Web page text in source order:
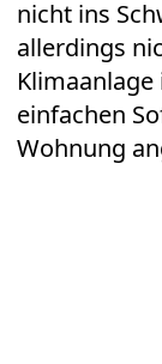
nicht ins
allerdings
Klimaanlage
einfachen
Wohnung